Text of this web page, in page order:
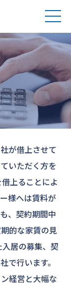
が借上させて
いただく方を
上ることによ
様へは賃料が
、契約期間中
的な家賃の見
入居の募集、契
で行います。
経営と大幅な